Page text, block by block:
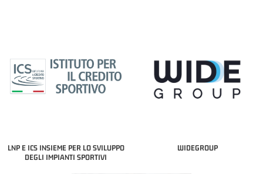
LNP E ICS INSIEME PER LO SVILUPPO
DEGLI IMPIANTI SPORTIVI
WIDEGROUP